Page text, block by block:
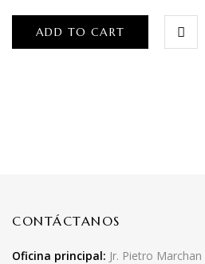
ADD TO CART
CONTÁCTANOS
Oficina principal: Jr. Pietro